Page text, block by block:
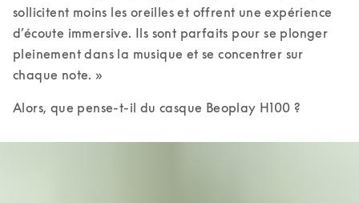
sollicitent moins les oreilles et offrent une expérience
d’écoute immersive. Ils sont parfaits pour se plonger
pleinement dans la musique et se concentrer sur
chaque note. »
Alors, que pense-t-il du casque Beoplay H100 ?